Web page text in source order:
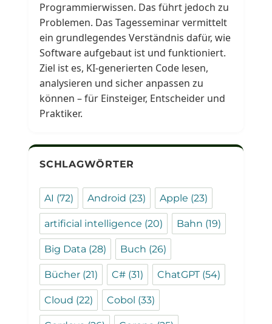
Programmierwissen. Das führt jedoch zu
Problemen. Das Tagesseminar vermittelt
ein grundlegendes Verständnis dafür, wie
Software aufgebaut ist und funktioniert.
Ziel ist es, KI-generierten Code lesen,
analysieren und sicher anpassen zu
können – für Einsteiger, Entscheider und
Praktiker.
SCHLAGWÖRTER
AI (72) Android (23) Apple (23)
artificial intelligence (20) Bahn (19)
Big Data (28) Buch (26)
Bücher (21) C# (31) ChatGPT(54)
Cloud (22) Cobol (33)